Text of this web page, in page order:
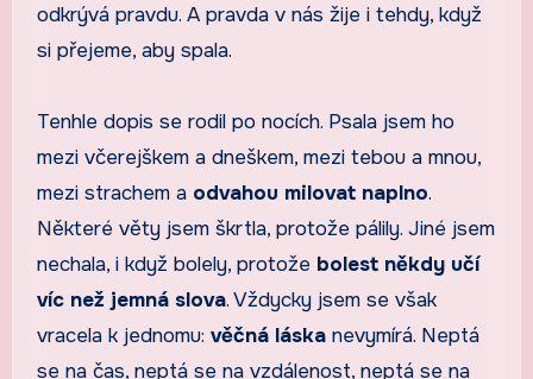
odkrývá pravdu. A pravda v nás žije i tehdy, když
si přejeme, aby spala.
Tenhle dopis se rodil po nocích. Psala jsem ho
mezi včerejškem a dneškem, mezi tebou a mnou,
mezi strachem a odvahou milovat naplno.
Některé věty jsem škrtla, protože pálily. Jiné jsem
nechala, i když bolely, protože bolest někdy učí
víc než jemná slova. Vždycky jsem se však
vracela k jednomu: věčná láskanevymírá. Neptá
se na čas, neptá se na vzdálenost, neptá se na